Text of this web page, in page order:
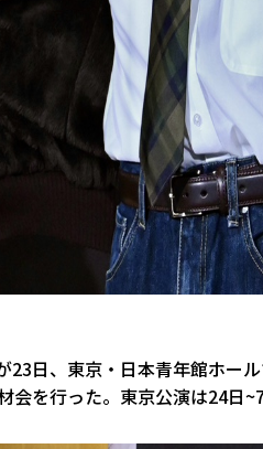
日、東京・日本青年館ホー
を行った。東京公演は24日~7